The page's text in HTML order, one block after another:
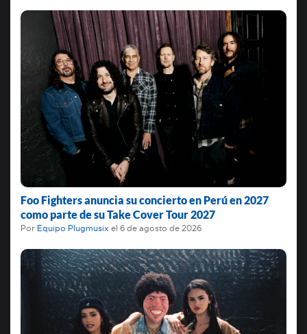
Foo Fighters anuncia su concierto en Perú en 2027
como parte de su Take Cover Tour 2027
Por Equipo Plugmusix el 6 de agosto de 2026